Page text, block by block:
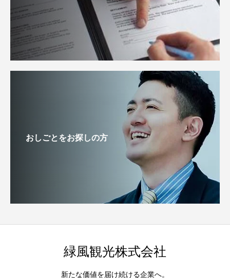
おしごとをお探しの方
緑風観光株式会社
新たな価値を届け続ける企業へ。